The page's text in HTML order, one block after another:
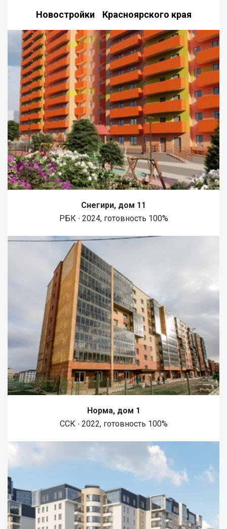
Новостройки Красноярского края
Снегири, дом 11
РБК ∙ 2024, готовность 100%
Норма, дом 1
ССК ∙ 2022, готовность 100%